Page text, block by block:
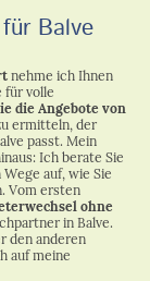
für Balve
nehme ich Ihnen
für volle
die Angebote von
ermitteln, der
passt. Mein
Ich berate Sie
auf, wie Sie
Vom ersten
ohne
in Balve.
den anderen
auf meine